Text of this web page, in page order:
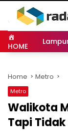
HOME
Home Metro
Metro
Walikota
Tapi Tidak